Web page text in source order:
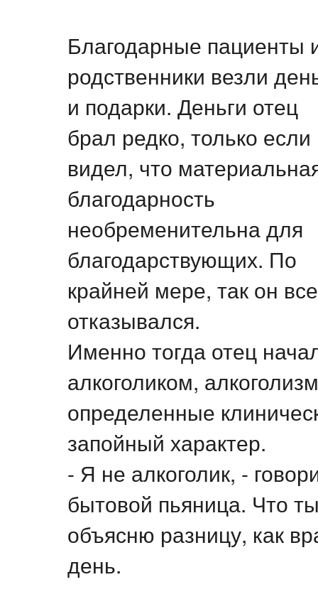
Благодарные пациенты
родственники везли
и подарки. Деньги отец
брал редко, только если
видел, что
благодарность
необременительна для
благодарствующих. По
крайней мере, так он
отказывался.
Именно тогда отец
алкоголиком,
определенные
запойный характер.
- Я не алкоголик, -
бытовой пьяница. Что
объясню разницу, как
день.